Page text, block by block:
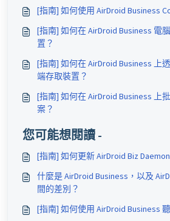
[指南] 如何使用 AirDroid Business
[指南] 如何在 AirDroid Business 電
置？
[指南] 如何在 AirDroid Business 上
端存取裝置？
[指南] 如何在 AirDroid Business 上
案？
您可能想閱讀 -
[指南] 如何更新 AirDroid Biz
什麼是 AirDroid Business，以及
間的差別？
[指南] 如何使用 AirDroid Business